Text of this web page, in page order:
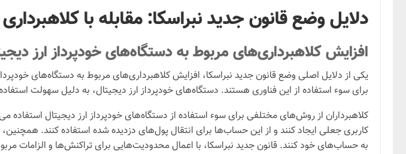
دلایل وضع قانون جدید نبراسکا: مقابله با
افزایش کلاهبرداری‌های مربوط به دستگاه‌های خودپرداز ارز
یکی از دلایل اصلی وضع قانون جدید نبراسکا، افزایش کلاهبرداری‌های مربوط به دستگاه‌های
برای سوء استفاده از این فناوری هستند. دستگاه‌های خودپرداز ارز دیجیتال، به دلیل سهولت
کلاهبرداران از روش‌های مختلفی برای سوء استفاده از دستگاه‌های خودپرداز ارز دیجیتال
کاربری جعلی ایجاد کنند و از این حساب‌ها برای انتقال پول‌های دزدیده شده استفاده کنند.
به حساب‌های خود کنند. قانون جدید نبراسکا، با اعمال محدودیت‌هایی برای تراکنش‌ها و